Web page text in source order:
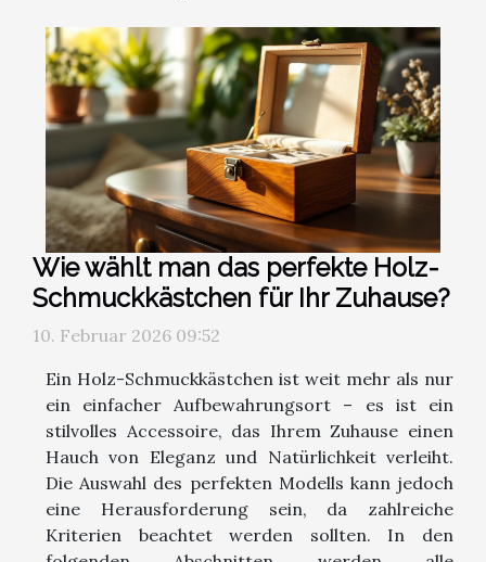
Wie wählt man das perfekte Holz-
Schmuckkästchen für Ihr Zuhause?
10. Februar 2026 09:52
Ein Holz-Schmuckkästchen ist weit mehr als nur
ein einfacher Aufbewahrungsort – es ist ein
stilvolles Accessoire, das Ihrem Zuhause einen
Hauch von Eleganz und Natürlichkeit verleiht.
Die Auswahl des perfekten Modells kann jedoch
eine Herausforderung sein, da zahlreiche
Kriterien beachtet werden sollten. In den